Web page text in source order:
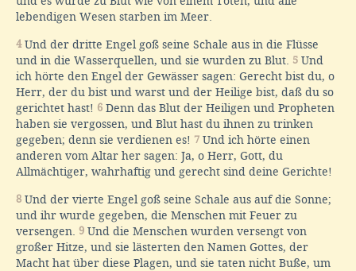
lebendigen Wesen starben im Meer.
4Und der dritte Engel goß seine Schale aus in die Flüsse
und in die Wasserquellen, und sie wurden zu Blut. 5 Und
ich hörte den Engel der Gewässer sagen: Gerecht bist du, o
Herr, der du bist und warst und der Heilige bist, daß du so
gerichtet hast! 6 Denn das Blut der Heiligen und Propheten
haben sie vergossen, und Blut hast du ihnen zu trinken
gegeben; denn sie verdienen es! 7 Und ich hörte einen
anderen vom Altar her sagen: Ja, o Herr, Gott, du
Allmächtiger, wahrhaftig und gerecht sind deine Gerichte!
8 Und der vierte Engel goß seine Schale aus auf die Sonne;
und ihr wurde gegeben, die Menschen mit Feuer zu
versengen. 9 Und die Menschen wurden versengt von
großer Hitze, und sie lästerten den Namen Gottes, der
Macht hat über diese Plagen, und sie taten nicht Buße, um